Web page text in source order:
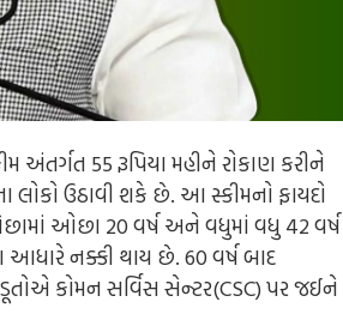
અંતર્ગત 55 રૂપિયા મહીને રોકાણ કરીને
લોકો ઉઠાવી શકે છે. આ સ્કીમનો ફાયદો
ઓછા 20 વર્ષ અને વધુમાં વધુ 42 વર્ષ
આધારે નક્કી થાય છે. 60 વર્ષ બાદ
કોમન સર્વિસ સેન્ટર(CSC) પર જઈને